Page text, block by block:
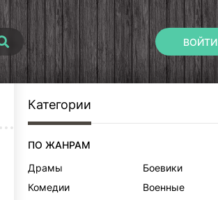
ВОЙТИ
Категории
ПО ЖАНРАМ
Драмы
Боевики
Комедии
Военные